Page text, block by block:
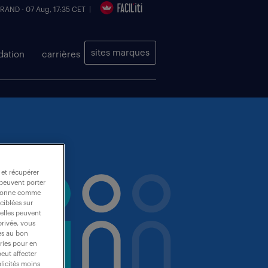
- 07 Aug, 17:35 CET |
sites marques
carrières
et récupérer
porter
comme
sur
peuvent
vous
au bon
pour en
affecter
moins